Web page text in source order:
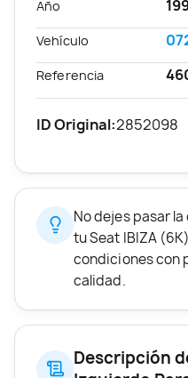
Año
Vehículo
Referencia
ID Original:2852098
No dejes pasar
tu Seat IBIZA
condiciones con
calidad.
Descripción